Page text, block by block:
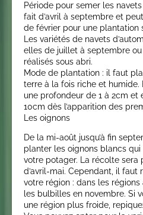
Période pour semer les
fait d’avril à septembre et
de février pour une plantation
Les variétés de navets
elles de juillet à septembre
réalisés sous abri.
Mode de plantation : il faut
terre à la fois riche et humide.
une profondeur de 1 à 2cm et
10cm dès l’apparition des
Les oignons
De la mi-août jusqu’à fin
planter les oignons blancs qui
votre potager. La récolte sera
d’avril-mai. Cependant, il
votre région : dans les
les bulbilles en novembre. Si
une région plus froide,